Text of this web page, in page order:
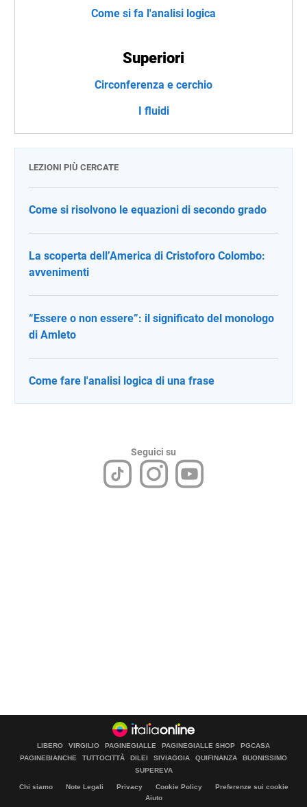
Come si fa l'analisi logica
Superiori
Circonferenza e cerchio
I fluidi
LEZIONI PIÙ CERCATE
Come si risolvono le equazioni di secondo grado
La scoperta dell’America di Cristoforo Colombo:
avvenimenti
“Essere o non essere”: il significato del monologo
di Amleto
Come fare l'analisi logica di una frase
Seguici su
LIBERO VIRGILIO PAGINEGIALLE PAGINEGIALLE SHOP
PGCASA
PAGINEBIANCHE
TUTTOCITTÀ DILEI SIVIAGGIA QUIFINANZA
BUONISSIMO
SUPEREVA
Chi siamo Note Legali Privacy Cookie Policy
Preferenze sui cookie
Aiuto